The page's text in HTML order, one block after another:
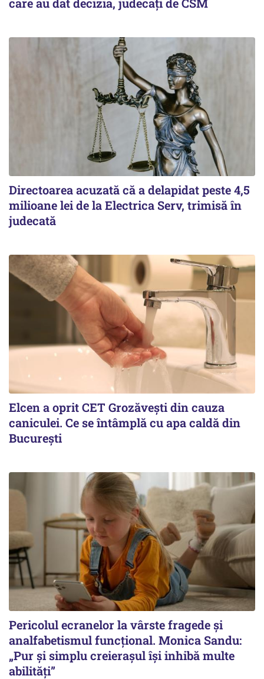
Directoarea acuzată că a delapidat peste 4,5
milioane lei de la Electrica Serv, trimisă în
judecată
Elcen a oprit CET Grozăvești din cauza
caniculei. Ce se întâmplă cu apa caldă din
București
Pericolul ecranelor la vârste fragede și
analfabetismul funcțional. Monica Sandu:
„Pur și simplu creierașul își inhibă multe
abilități”